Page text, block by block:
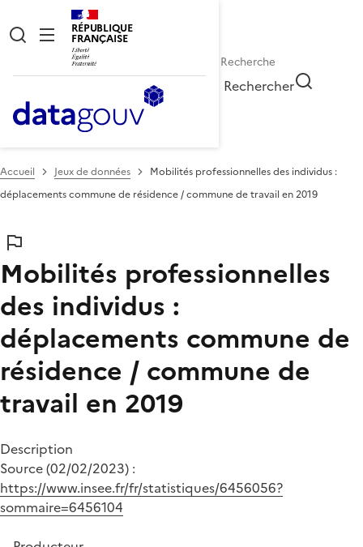
RÉPUBLIQUE
FRANÇAISE
Rechercher
Accueil Jeux de données
Mobilités professionnelles des individus :
déplacements commune de résidence / commune de travail en 2019
Mobilités professionnelles
des individus :
déplacements commune de
résidence / commune de
travail en 2019
Description
Source (02/02/2023) :
https://www.insee.fr/fr/statistiques/6456056?
sommaire=6456104